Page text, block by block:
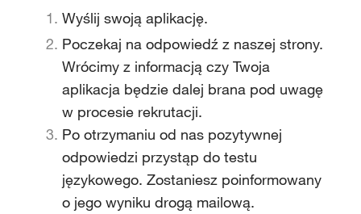
Wyślij swoją aplikację.
Poczekaj na odpowiedź z naszej strony.
Wrócimy z informacją czy Twoja
aplikacja będzie dalej brana pod uwagę
w procesie rekrutacji.
Po otrzymaniu od nas pozytywnej
odpowiedzi przystąp do testu
językowego. Zostaniesz poinformowany
o jego wyniku drogą mailową.